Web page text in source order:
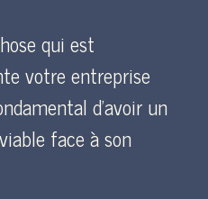
qui est
votre entreprise
d’avoir un
face à son